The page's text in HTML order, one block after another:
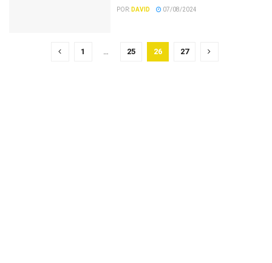
POR: DAVID 07/08/2024
1 25 26 27